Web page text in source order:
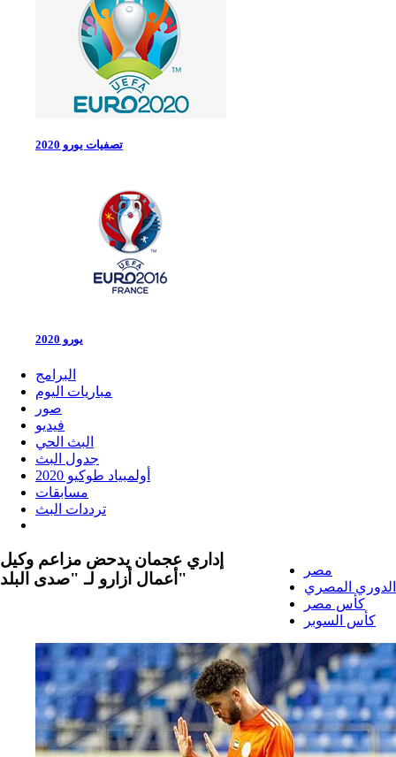
تصفيات يورو 2020
يورو 2020
البرامج
مباريات اليوم
صور
فيديو
البث الحي
جدول البث
أولمبياد طوكيو 2020
مسابقات
ترددات البث
مصر
الدوري المصري
كأس مصر
كأس السوبر
إداري عجمان يدحض مزاعم وكيل
أعمال أزارو لـ "صدى البلد"